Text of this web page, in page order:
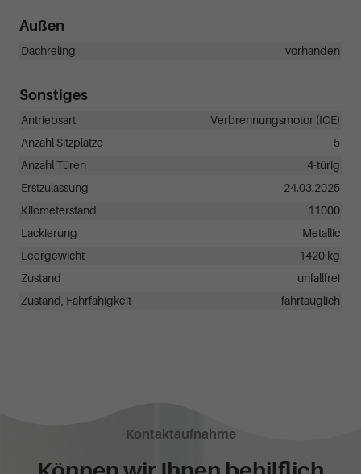
Außen
Dachreling vorhanden
Sonstiges
Antriebsart
Verbrennungsmotor (ICE)
Anzahl Sitzplätze
5
Anzahl Türen
4-türig
Erstzulassung
24.03.2025
Kilometerstand
11000
Lackierung
Metallic
Leergewicht
1420 kg
Zustand
unfallfrei
Zustand, Fahrfähigkeit
fahrtauglich
Kontaktaufnahme